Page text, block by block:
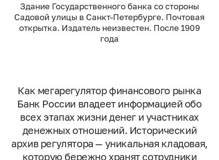
Здание Государственного банка со стороны
Садовой улицы в Санкт-Петербурге. Почтовая
открытка. Издатель неизвестен. После 1909
года
Как мегарегулятор финансового рынка
Банк России владеет информацией обо
всех этапах жизни денег и участниках
денежных отношений. Исторический
архив регулятора — уникальная кладовая,
которую бережно хранят сотрудники